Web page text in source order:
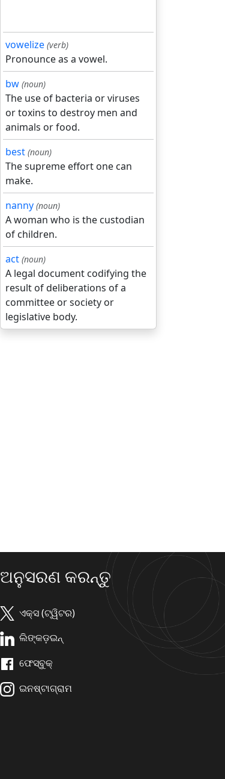
vowelize (verb)
Pronounce as a vowel.
bw (noun)
The use of bacteria or viruses
or toxins to destroy men and
animals or food.
best (noun)
The supreme effort one can
make.
nanny (noun)
A woman who is the custodian
of children.
act (noun)
A legal document codifying the
result of deliberations of a
committee or society or
legislative body.
ଅନୁସରଣ କରନ୍ତୁ
ଏକ୍ସ (ଟ୍ୱିଟର)
ଲିଙ୍କଡ଼ଇନ୍
ଫେସ୍ବୁକ୍
ଇନଷ୍ଟାଗ୍ରାମ